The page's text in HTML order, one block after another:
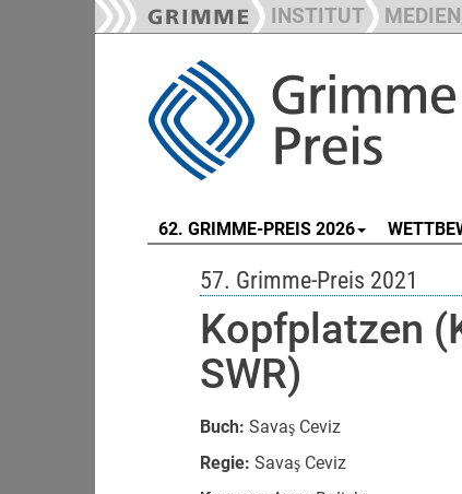
INSTITUT
62. GRIMME-PREIS 2026
57. Grimme-Preis 2021
Kopfplatzen
SWR)
Buch: Savaş Ceviz
Regie: Savaş Ceviz